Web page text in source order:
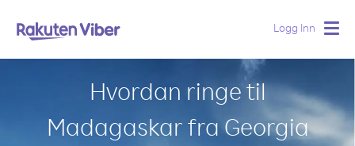
Logg Inn
Hvordan ringe til
Madagaskar fra Georgia